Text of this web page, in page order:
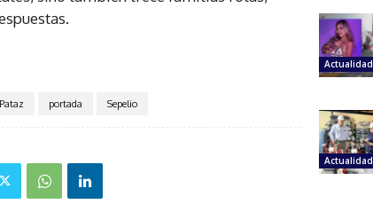
portada Sepelio
Actualidad
Actualidad